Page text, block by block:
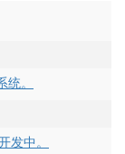
。
发中。